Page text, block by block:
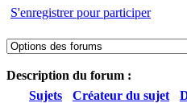
S'enregistrer pour participer
Description du forum :
Sujets
Créateur du sujet